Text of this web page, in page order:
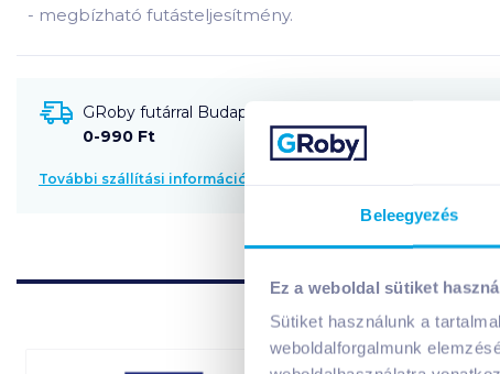
Beleegyezés
Ez a weboldal sütiket
Sütiket használunk a
weboldalforgalmunk
- megbízható futásteljesítmény.
GRoby futárral Budapestre és környékére szállítható
0-990 Ft
További szállítási információk